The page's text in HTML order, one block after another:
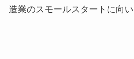
造業のスモールスタートに向い